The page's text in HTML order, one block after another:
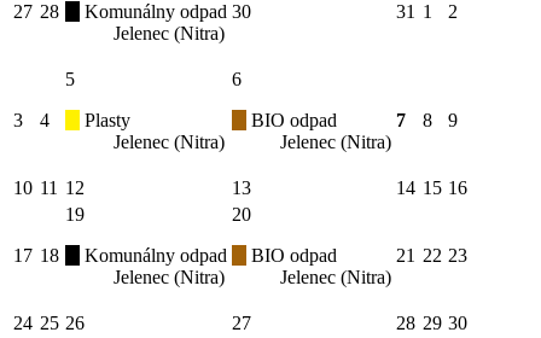
27 28
Komunálny odpad
Jelenec (Nitra)
30 31 1 2
3 4
5
Plasty
Jelenec (Nitra)
6
BIO odpad
Jelenec (Nitra)
7 8 9
10 11 12 13 14 15 16
17 18
19
Komunálny odpad
Jelenec (Nitra)
20
BIO odpad
Jelenec (Nitra)
21 22 23
24 25 26 27 28 29 30